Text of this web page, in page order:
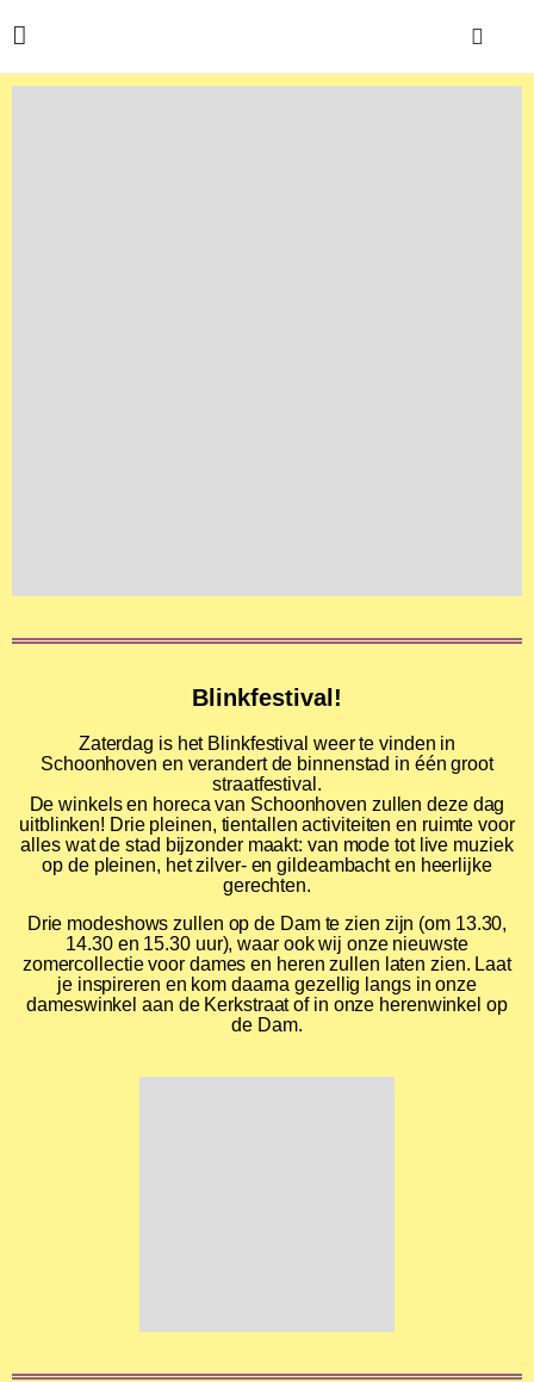
Blinkfestival!
Zaterdag is het Blinkfestival weer te vinden in
Schoonhoven en verandert de binnenstad in één groot
straatfestival.⁠
De winkels en horeca van Schoonhoven zullen deze dag
uitblinken! Drie pleinen, tientallen activiteiten en ruimte voor
alles wat de stad bijzonder maakt: van mode tot live muziek
op de pleinen, het zilver- en gildeambacht en heerlijke
gerechten.
Drie modeshows zullen op de Dam te zien zijn (om 13.30,
14.30 en 15.30 uur), waar ook wij onze nieuwste
zomercollectie voor dames en heren zullen laten zien. Laat
je inspireren en kom daarna gezellig langs in onze
dameswinkel aan de Kerkstraat of in onze herenwinkel op
de Dam.